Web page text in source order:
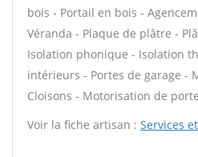
bois - Portail en bois -
Véranda - Plaque de plâtre -
Isolation phonique - Isolation
intérieurs - Portes de garage -
Cloisons - Motorisation de
Voir la fiche artisan : Services